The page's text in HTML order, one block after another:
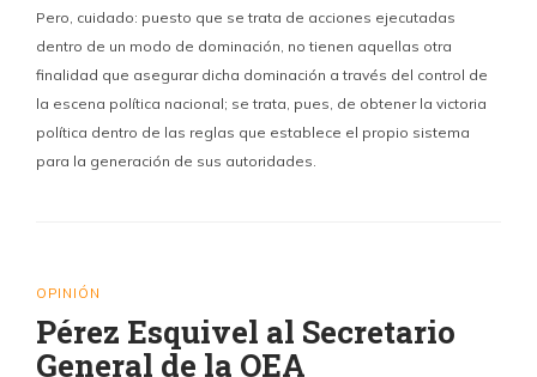
Pero, cuidado: puesto que se trata de acciones ejecutadas
dentro de un modo de dominación, no tienen aquellas otra
finalidad que asegurar dicha dominación a través del control de
la escena política nacional; se trata, pues, de obtener la victoria
política dentro de las reglas que establece el propio sistema
para la generación de sus autoridades.
OPINIÓN
Pérez Esquivel al Secretario
General de la OEA